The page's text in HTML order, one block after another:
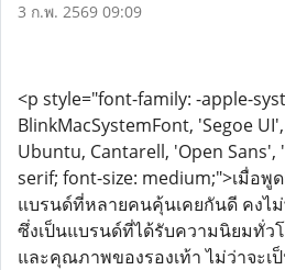
3 ก.พ. 2569 09:09
<p style="font-family: -apple-
BlinkMacSystemFont, 'Segoe
Ubuntu, Cantarell, 'Open Sans',
serif; font-size: medium;">เมื่อพู
แบรนด์ที่หลายคนคุ้นเคยกันดี คงไ
ซึ่งเป็นแบรนด์ที่ได้รับความนิยมทั่ว
และคุณภาพของรองเท้า ไม่ว่าจะเ